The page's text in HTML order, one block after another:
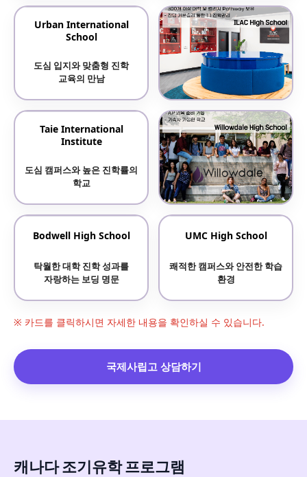
명문대 진학률 높은 토론토
Urban International
School
도심 입지와 맞춤형 진학
교육의 만남
ILAC International High
School
토론토와 벤쿠버 두 곳 운영
Taie International
Institute
도심 캠퍼스와 높은 진학률의
학교
도심형 국제사립고
Bodwell High School
탁월한 대학 진학 성과를
자랑하는 보딩 명문
UMC High School
쾌적한 캠퍼스와 안전한 학습
환경
※ 카드를 클릭하시면 자세한 내용을 확인하실 수 있습니다.
국제사립고 상담하기
캐나다 조기유학 프로그램